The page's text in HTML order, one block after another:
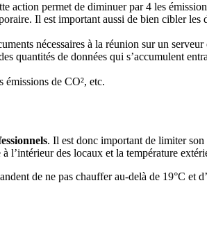
action permet de diminuer par 4 les
Il est important aussi de bien cibler
nécessaires à la réunion sur un
quantités de données qui s’accumulent
de CO², etc.
. Il est donc important de limiter
l’intérieur des locaux et la température
de ne pas chauffer au-delà de 19°C et